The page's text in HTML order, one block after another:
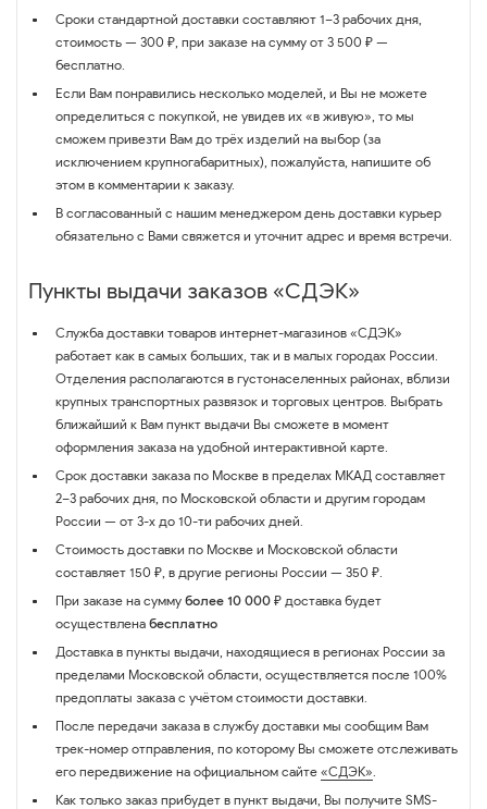
Сроки стандартной доставки составляют 1–3 рабочих дня,
стоимость — 300 ₽, при заказе на сумму от 3 500 ₽ —
бесплатно.
Если Вам понравились несколько моделей, и Вы не можете
определиться с покупкой, не увидев их «в живую», то мы
сможем привезти Вам до трёх изделий на выбор (за
исключением крупногабаритных), пожалуйста, напишите об
этом в комментарии к заказу.
В согласованный с нашим менеджером день доставки курьер
обязательно с Вами свяжется и уточнит адрес и время встречи.
Пункты выдачи заказов «СДЭК»
Служба доставки товаров интернет-магазинов «СДЭК»
работает как в самых больших, так и в малых городах России.
Отделения располагаются в густонаселенных районах, вблизи
крупных транспортных развязок и торговых центров. Выбрать
ближайший к Вам пункт выдачи Вы сможете в момент
оформления заказа на удобной интерактивной карте.
Срок доставки заказа по Москве в пределах МКАД составляет
2–3 рабочих дня, по Московской области и другим городам
России — от 3-х до 10-ти рабочих дней.
Стоимость доставки по Москве и Московской области
составляет 150 ₽, в другие регионы России — 350 ₽.
При заказе на сумму более 10 000 ₽ доставка будет
осуществлена бесплатно
Доставка в пункты выдачи, находящиеся в регионах России за
пределами Московской области, осуществляется после 100%
предоплаты заказа с учётом стоимости доставки.
После передачи заказа в службу доставки мы сообщим Вам
трек-номер отправления, по которому Вы сможете отслеживать
его передвижение на официальном сайте «СДЭК».
Как только заказ прибудет в пункт выдачи, Вы получите SMS-